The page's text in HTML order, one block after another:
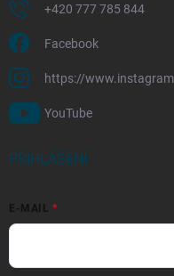
+420 777 785 844
Facebook
https://
YouTube
PŘIHLÁŠENÍ
E-MAIL